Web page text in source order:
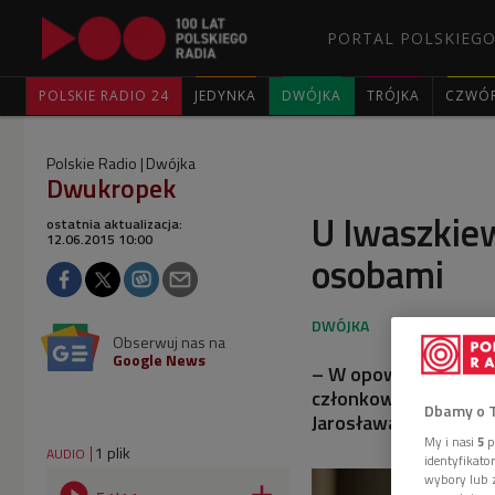
PORTAL
POLSKIE RADIO 24 JEDYNKA DWÓJKA TRÓJKA
Polskie Radio Dwójka
Dwukropek
U
osobami
ostatnia aktualizacja:
12.06.2015 10:00
Obserwuj nas na
Google News
– W opowieściach
członkowie rodziny
Jarosława
AUDIO 1 plik
Dbamy o
My i nasi 5
wybory lub